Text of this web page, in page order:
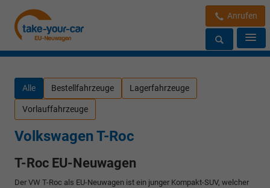
Anrufen
Alle Bestellfahrzeuge Lagerfahrzeuge
Vorlauffahrzeuge
Volkswagen T-Roc
T-Roc EU-Neuwagen
Der VW T-Roc als EU-Neuwagen ist ein junger Kompakt-SUV, welcher